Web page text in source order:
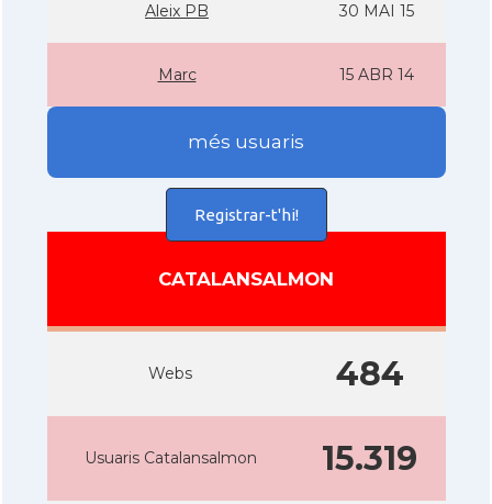
Aleix PB 30 MAI 15
Marc 15 ABR 14
més usuaris
Registrar-t'hi!
CATALANSALMON
Webs 484
Usuaris Catalansalmon 15.319